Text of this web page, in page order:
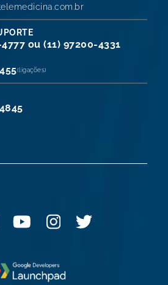
ou (11) 97200-4331
(ligações)